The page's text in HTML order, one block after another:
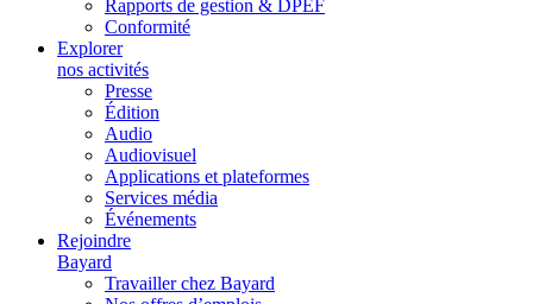
Rapports de gestion & DPEF
Conformité
Explorer
nos activités
Presse
Édition
Audio
Audiovisuel
Applications et plateformes
Services média
Événements
Rejoindre
Bayard
Travailler chez Bayard